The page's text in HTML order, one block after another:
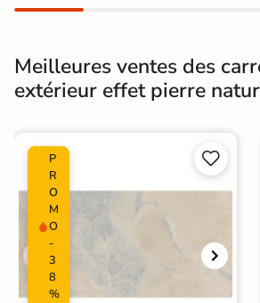
Catégories
Carrelage
naturelle
Meilleures ventes des
extérieur effet pierre
P
R
O
M
O
-
3
8
%

